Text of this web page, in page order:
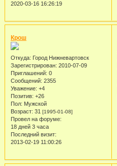
2020-03-16 16:26:19
Крош
Откуда: Город Нижневартовск
Зарегистрирован: 2010-07-09
Приглашений: 0
Сообщений: 2355
Уважение: +4
Позитив: +26
Пол: Мужской
Возраст: 31 [1995-01-08]
Провел на форуме:
18 дней 3 часа
Последний визит:
2013-02-19 11:00:26